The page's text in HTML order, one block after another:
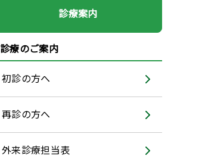
診療案内
診療のご案内
初診の方へ
再診の方へ
外来診療担当表